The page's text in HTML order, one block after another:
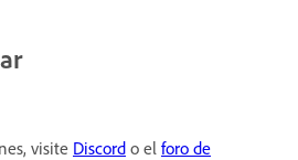
visite Discord o el foro de